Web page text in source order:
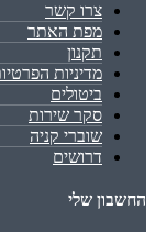
צרו קשר
מפת האתר
תקנון
מדיניות
ביטולים
סקר שירות
שוברי קניה
דרושים
החשבון שלי